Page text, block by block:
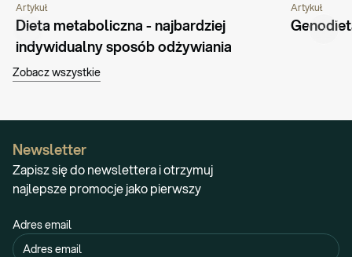
ŻYWIENIE
Artykuł
Dieta metaboliczna - najbardziej
indywidualny sposób odżywiania
PORADNIK
Artykuł
Zobacz wszystkie
Newsletter
Zapisz się do newslettera i otrzymuj
najlepsze promocje jako pierwszy
Adres email